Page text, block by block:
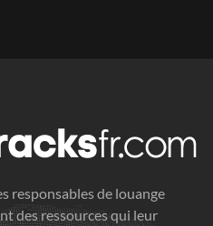
responsables de louange
des ressources qui leur